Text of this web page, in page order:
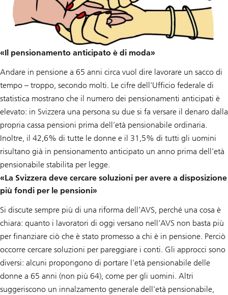
«Il pensionamento anticipato è di moda»
Andare in pensione a 65 anni circa vuol dire lavorare un sacco di
tempo – troppo, secondo molti. Le cifre dell’Ufficio federale di
statistica mostrano che il numero dei pensionamenti anticipati è
elevato: in Svizzera una persona su due si fa versare il denaro dalla
propria cassa pensioni prima dell’età pensionabile ordinaria.
Inoltre, il 42,6% di tutte le donne e il 31,5% di tutti gli uomini
risultano già in pensionamento anticipato un anno prima dell’età
pensionabile stabilita per legge.
«La Svizzera deve cercare soluzioni per avere a disposizione
più fondi per le pensioni»
Si discute sempre più di una riforma dell’AVS, perché una cosa è
chiara: quanto i lavoratori di oggi versano nell’AVS non basta più
per finanziare ciò che è stato promesso a chi è in pensione. Perciò
occorre cercare soluzioni per pareggiare i conti. Gli approcci sono
diversi: alcuni propongono di portare l’età pensionabile delle
donne a 65 anni (non più 64), come per gli uomini. Altri
suggeriscono un innalzamento generale dell’età pensionabile,